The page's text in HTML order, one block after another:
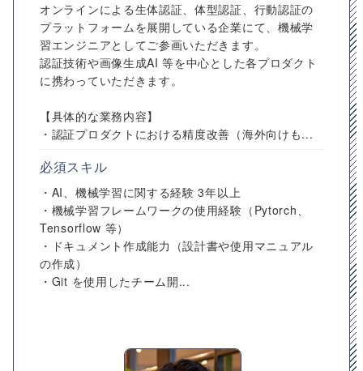
オンラインによる生体認証、体型認証、行動認証の
プラットフォームを展開している企業にて、機械学
習エンジニアとしてご参画いただきます。
認証技術や画像生成AI 等を中心とした各プロダクト
に携わっていただきます。
【具体的な業務内容】
・認証プロダクトにおける精度改善（海外向けも...
必須スキル
・AI、機械学習に関する経験 3年以上
・機械学習フレームワークの使用経験（Pytorch、
Tensorflow 等）
・ドキュメント作成能力（設計書や使用マニュアル
の作成）
・Git を使用したチーム開...